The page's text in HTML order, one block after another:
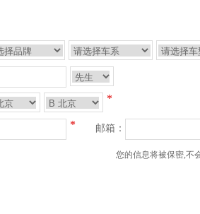
*
* 邮箱：
您的信息将被保密,不